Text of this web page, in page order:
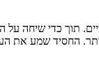
תוך כדי שיחה על
החסיד שמע את